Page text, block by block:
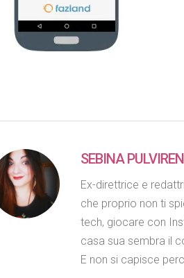
SEBINA
Ex-direttrice e
che proprio non ti
tech, giocare con
casa sua sembra il
E non si capisce